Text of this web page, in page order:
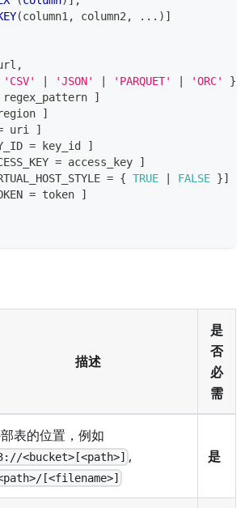
(column1 , column2 , . . . ) ]
,
'CSV' 'JSON' 'PARQUET' 'ORC'
}
regex_pattern
]
]
uri
]
= key_id
]
= access_key
]
= { TRUE FALSE }]
= token
]
描述
是
否
必
需
表的位置，例如
<bucket>[<path>] ,
[<filename>]
是